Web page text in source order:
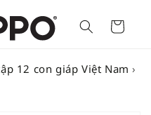
Cart
12 con giáp Việt Nam ›